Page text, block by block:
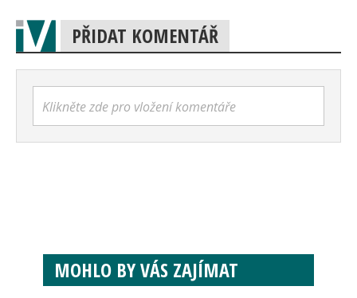
PŘIDAT KOMENTÁŘ
Klikněte zde pro vložení komentáře
MOHLO BY VÁS ZAJÍMAT